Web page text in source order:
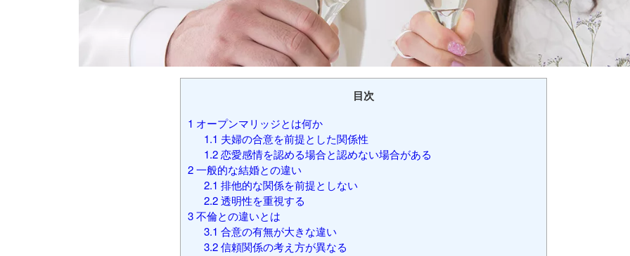
目次
1 オープンマリッジとは何か
1.1 夫婦の合意を前提とした関係性
1.2恋愛感情を認める場合と認めない場合がある
2一般的な結婚との違い
2.1 排他的な関係を前提としない
2.2透明性を重視する
3不倫との違いとは
3.1 合意の有無が大きな違い
3.2信頼関係の考え方が異なる